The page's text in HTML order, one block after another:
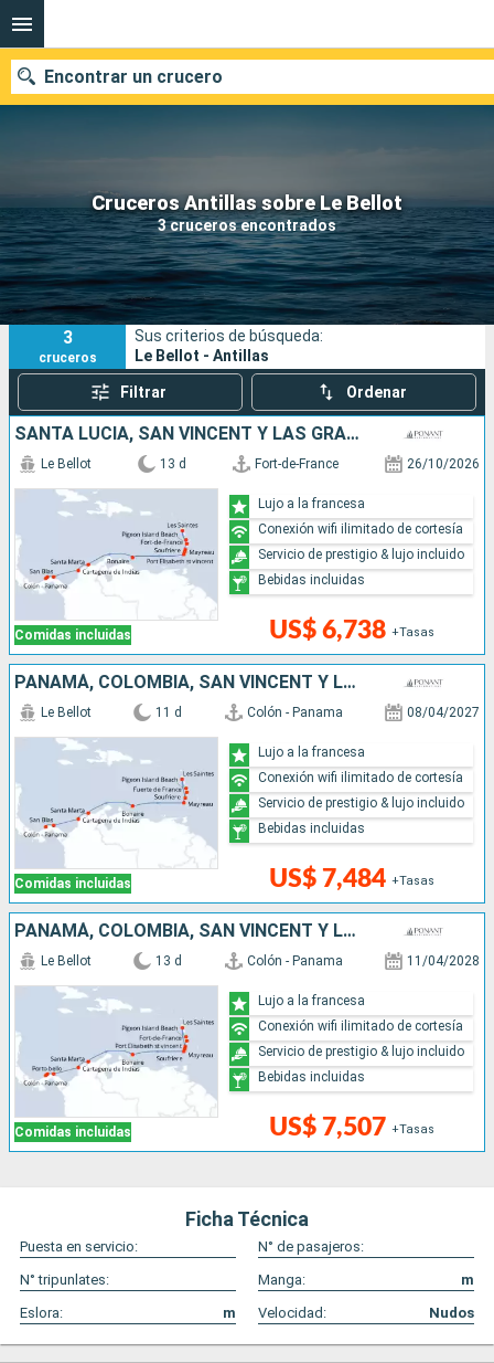
Cruceros Antillas sobre Le Bellot
3 cruceros encontrados
Encontrar un crucero
Nuestros destinos
Fecha de salida
Puertos Compañías
3
cruceros
Sus criterios de búsqueda:
Le Bellot - Antillas
Filtrar Ordenar
SANTA LUCIA, SAN VINCENT Y LAS GRANADINAS, COLOMBIA, PANAMÁ
Comidas incluidas
Le Bellot 13 d Fort-de-France 26/10/2026
US$ 6,738 +Tasas
Lujo a la francesa
Conexión wifi ilimitado de cortesía
Servicio de prestigio & lujo incluido
Bebidas incluidas
PANAMÁ, COLOMBIA, SAN VINCENT Y LAS GRANADINAS, SANTA LUCIA
Comidas incluidas
Le Bellot 11 d Colón - Panama 08/04/2027
US$ 7,484 +Tasas
Lujo a la francesa
Conexión wifi ilimitado de cortesía
Servicio de prestigio & lujo incluido
Bebidas incluidas
PANAMÁ, COLOMBIA, SAN VINCENT Y LAS GRANADINAS, SANTA LUCIA
Comidas incluidas
Le Bellot 13 d Colón - Panama 11/04/2028
US$ 7,507 +Tasas
Lujo a la francesa
Conexión wifi ilimitado de cortesía
Servicio de prestigio & lujo incluido
Bebidas incluidas
Ficha Técnica
Puesta en servicio:
N° de pasajeros:
N° tripunlates:
Manga:
m
Eslora:
m Velocidad: Nudos